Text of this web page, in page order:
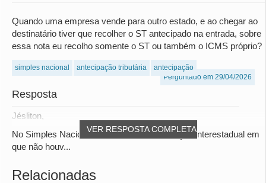
Quando uma empresa vende para outro estado, e ao chegar ao
destinatário tiver que recolher o ST antecipado na entrada, sobre
essa nota eu recolho somente o ST ou também o ICMS próprio?
simples nacional antecipação tributária
antecipação
Perguntado em 29/04/2026
Resposta
VER RESPOSTA COMPLETA
Jésliton,
No Simples Nacional, na hipótese de operação interestadual em
que não houv...
Relacionadas